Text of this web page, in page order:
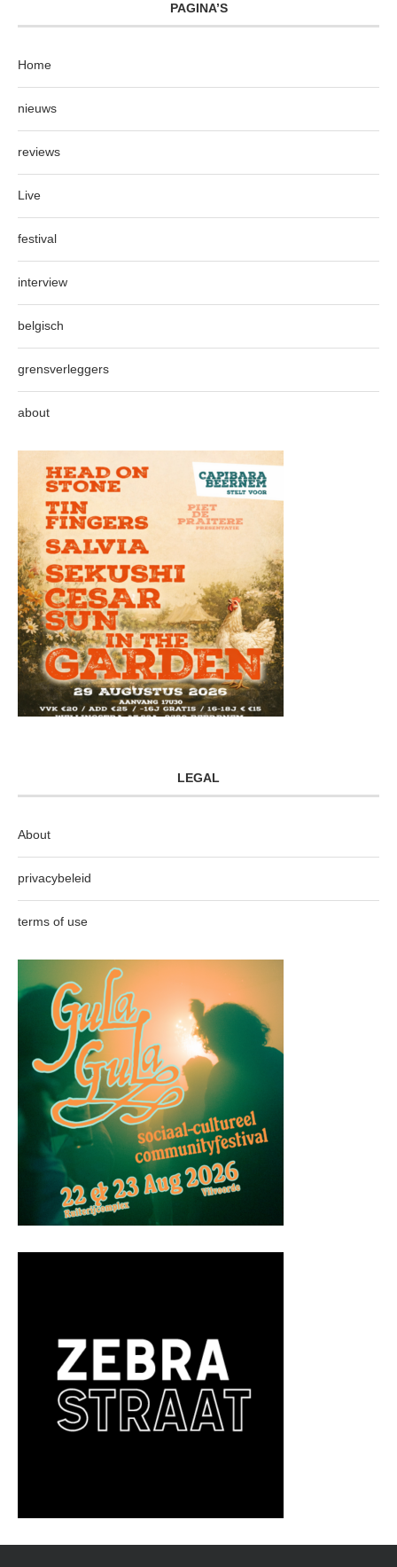
PAGINA’S
Home
nieuws
reviews
Live
festival
interview
belgisch
grensverleggers
about
LEGAL
About
privacybeleid
terms of use